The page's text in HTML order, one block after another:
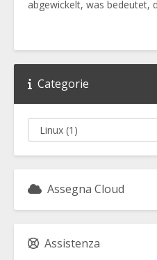
abgewickelt, was bedeutet,
Categorie
Assegna Cloud
Assistenza